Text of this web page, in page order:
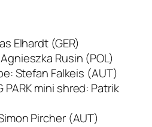
Elhardt (GER)
Rusin (POL)
Stefan Falkeis (AUT)
PARK mini shred: Patrik
Pircher (AUT)